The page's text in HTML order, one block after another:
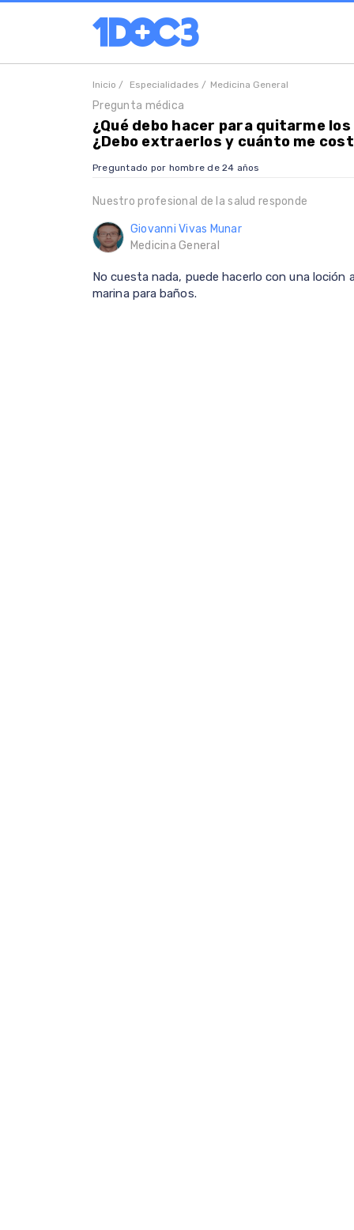
Inicio / Especialidades / Medicina General
Pregunta médica
¿Qué debo hacer para quitarme
¿Debo extraerlos y cuánto me
Preguntado por hombre de 24 años
Nuestro profesional de la salud responde
Giovanni Vivas Munar
Medicina General
No cuesta nada, puede hacerlo con una
marina para baños.